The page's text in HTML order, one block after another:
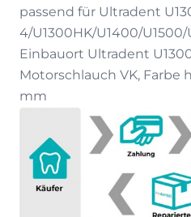
passend für Ultradent
4/U1300HK/U1400/
Einbauort Ultradent
Motorschlauch VK, Farbe
mm